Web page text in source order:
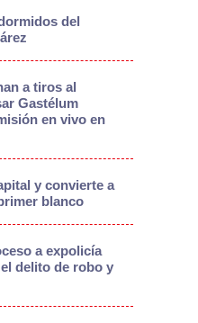
del
a tiros al
Gastélum
en vivo en
y convierte a
blanco
a expolicía
delito de robo y